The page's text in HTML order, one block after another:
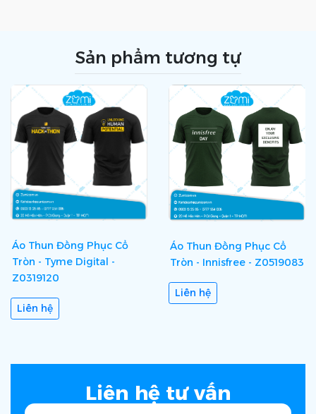
Sản phẩm tương tự
Áo Thun Đồng Phục Cổ
Tròn - Tyme Digital -
Z0319120
Liên hệ
Áo Thun Đồng Phục Cổ
Tròn - Innisfree - Z0519083
Liên hệ
Liên hệ tư vấn